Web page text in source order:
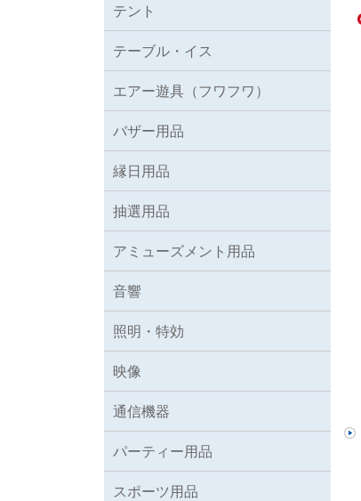
テント
テーブル・イス
エアー遊具（フワフワ）
バザー用品
縁日用品
抽選用品
アミューズメント用品
音響
照明・特効
映像
通信機器
パーティー用品
スポーツ用品